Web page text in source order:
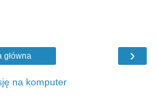
›
główna
na komputer